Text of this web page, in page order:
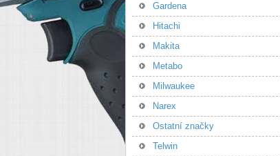
Gardena
Hitachi
Makita
Metabo
Milwaukee
Narex
Ostatní značky
Telwin